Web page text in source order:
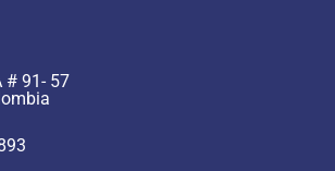
# 91- 57